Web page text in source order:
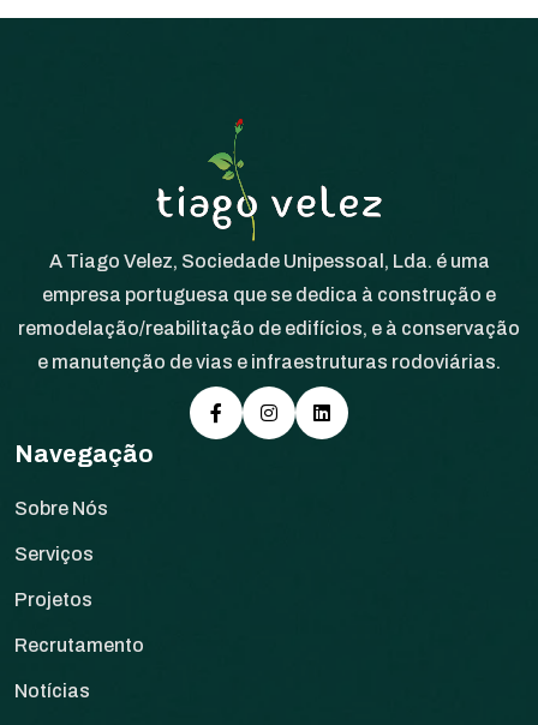
A Tiago Velez, Sociedade Unipessoal, Lda. é uma
empresa portuguesa que se dedica à construção e
remodelação/reabilitação de edifícios, e à conservação
e manutenção de vias e infraestruturas rodoviárias.
Navegação
Sobre Nós
Serviços
Projetos
Recrutamento
Notícias